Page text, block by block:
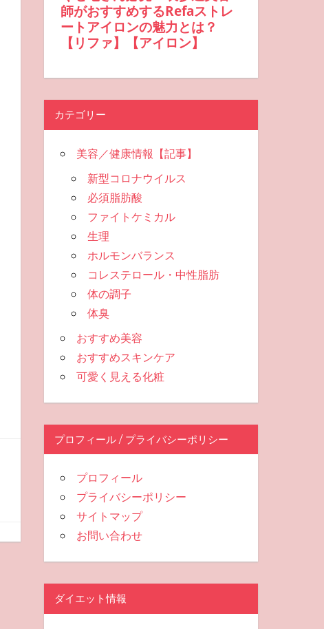
カテゴリー
美容／健康情報【記事】
新型コロナウイルス
必須脂肪酸
ファイトケミカル
生理
ホルモンバランス
コレステロール・中性脂肪
体の調子
体臭
おすすめ美容
おすすめスキンケア
可愛く見える化粧
プロフィール / プライバシーポリシー
プロフィール
プライバシーポリシー
サイトマップ
お問い合わせ
ダイエット情報